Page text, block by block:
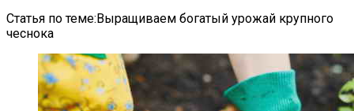
Статья по теме:Выращиваем богатый урожай крупного
чеснока